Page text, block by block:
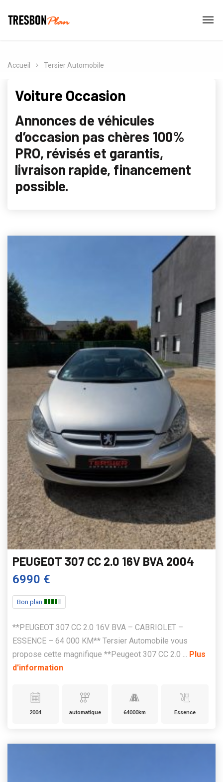
Accueil Tersier Automobile
Voiture Occasion
Annonces de véhicules
d’occasion pas chères 100%
PRO, révisés et garantis,
livraison rapide, financement
possible.
PEUGEOT 307 CC 2.0 16V BVA 2004
6990 €
Bon plan
**PEUGEOT 307 CC 2.0 16V BVA – CABRIOLET –
ESSENCE – 64 000 KM** Tersier Automobile vous
propose cette magnifique **Peugeot 307 CC 2.0 ... Plus
d'information
2004 automatique 64000km Essence